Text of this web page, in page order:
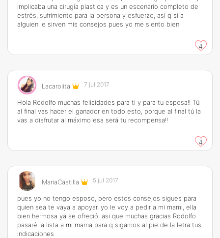
implicaba una cirugía plastica y es un escenario completo de
estrés, sufrimiento para la persona y esfuerzo, así q si a
alguien le sirven mis consejos pues yo me siento bien
4
Lacarolita 7 jul 2017
Hola Rodolfo muchas felicidades para ti y para tu esposa!! Tú
al final vas hacer el ganador en todo esto, porque al final tú la
vas a disfrutar al máximo esa será tu recompensa!!
4
MariaCastilla 5 jul 2017
pues yo no tengo esposo, pero estos consejos sigues para
quien sea te vaya a apoyar, yo le voy a pedir a mi mami, ella
bien hermosa ya se ofreció, asi que muchas gracias Rodolfo
pasaré la lista a mi mama para q sigamos al pie de la letra tus
indicaciones